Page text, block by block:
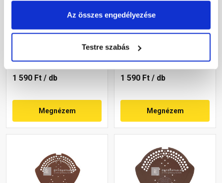
Az összes engedélyezése
Testre szabás
Bramac kúpcserép lezáró
1 590 Ft / db
Megnézem
Bramac kúpcserép lezáró
Rendelésre
1 590 Ft / db
Megnézem